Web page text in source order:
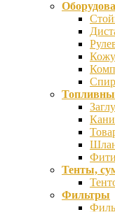
Тенты,
Фильтры